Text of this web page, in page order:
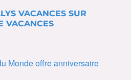
VACANCES SUR
VACANCES